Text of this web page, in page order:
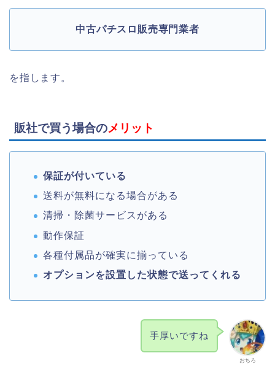
中古パチスロ販売専門業者
を指します。
販社で買う場合のメリット
保証が付いている
送料が無料になる場合がある
清掃・除菌サービスがある
動作保証
各種付属品が確実に揃っている
オプションを設置した状態で送ってくれる
おちろ
手厚いですね